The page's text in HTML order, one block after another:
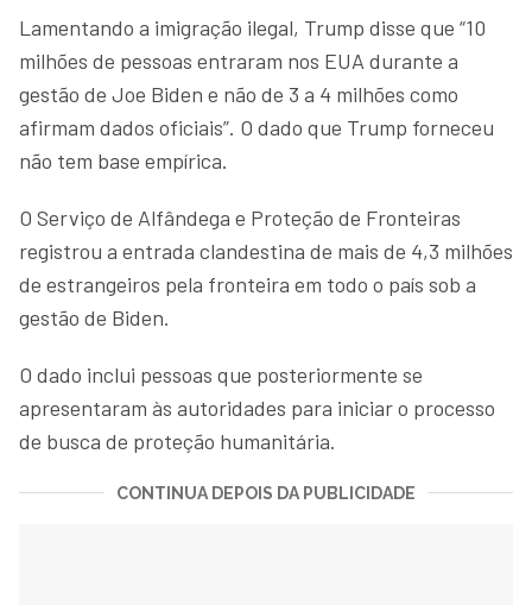
Lamentando a imigração ilegal, Trump disse que “10
milhões de pessoas entraram nos EUA durante a
gestão de Joe Biden e não de 3 a 4 milhões como
afirmam dados oficiais”. O dado que Trump forneceu
não tem base empírica.
O Serviço de Alfândega e Proteção de Fronteiras
registrou a entrada clandestina de mais de 4,3 milhões
de estrangeiros pela fronteira em todo o país sob a
gestão de Biden.
O dado inclui pessoas que posteriormente se
apresentaram às autoridades para iniciar o processo
de busca de proteção humanitária.
CONTINUA DEPOIS DA PUBLICIDADE